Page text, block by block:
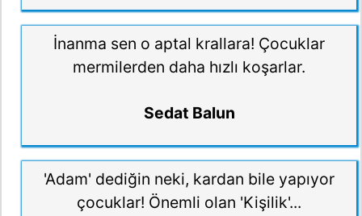
İnanma sen o aptal krallara! Çocuklar
mermilerden daha hızlı koşarlar.
Sedat Balun
'Adam' dediğin neki, kardan bile yapıyor
çocuklar! Önemli olan 'Kişilik'...